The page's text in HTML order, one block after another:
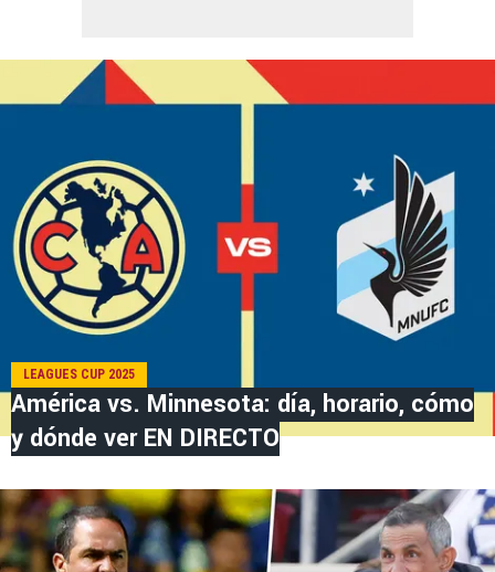
LEAGUES CUP 2025
América vs. Minnesota: día, horario, cómo
y dónde ver EN DIRECTO